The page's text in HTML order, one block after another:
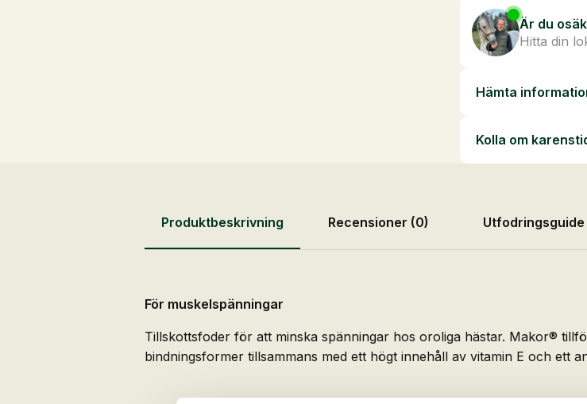
Är du
Hitta din
Hämta
Kolla om
Produktbeskrivning Recensioner (0) Utfodringsguide
För muskelspänningar
Tillskottsfoder för att minska spänningar hos oroliga hästar. Makor®
bindningsformer tillsammans med ett högt innehåll av vitamin E och ett